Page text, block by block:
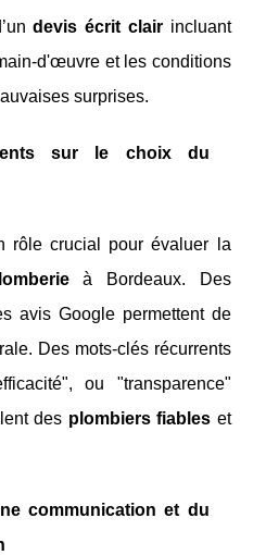
devis écrit clairincluant
d'œuvre et les conditions
surprises.
sur le choix du
rôle crucial pour évaluer la
à Bordeaux. Des
avis Google permettent de
Des mots-clés récurrents
ou "transparence"
des plombiers fiables et
communication et du